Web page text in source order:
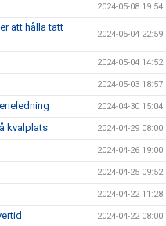
2024-05-08 19:54
att hålla tätt
2024-05-04 22:59
2024-05-04 14:52
2024-05-03 18:57
2024-04-30 15:04
kvalplats 2024-04-29 08:00
2024-04-26 19:00
2024-04-25 09:52
2024-04-22 11:28
2024-04-22 08:00